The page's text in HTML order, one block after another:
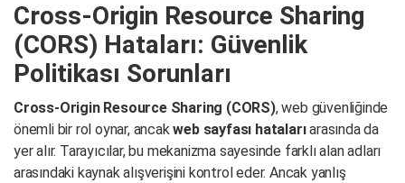
Cross-Origin Resource Sharing
(CORS) Hataları: Güvenlik
Politikası Sorunları
Cross-Origin Resource Sharing (CORS), web güvenliğinde
önemli bir rol oynar, ancakweb sayfası hatalarıarasında da
yer alır. Tarayıcılar, bu mekanizma sayesinde farklı alan adları
arasındaki kaynak alışverişini kontrol eder. Ancak yanlış